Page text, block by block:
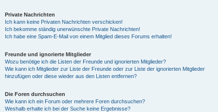
Private Nachrichten
Ich kann keine Privaten Nachrichten verschicken!
Ich bekomme ständig unerwünschte Private Nachrichten!
Ich habe eine Spam-E-Mail von einem Mitglied dieses Forums erhalten!
Freunde und ignorierte Mitglieder
Wozu benötige ich die Listen der Freunde und ignorierten Mitglieder?
Wie kann ich Mitglieder zur Liste der Freunde oder zur Liste der ignorierten Mitglieder
hinzufügen oder diese wieder aus den Listen entfernen?
Die Foren durchsuchen
Wie kann ich ein Forum oder mehrere Foren durchsuchen?
Weshalb erhalte ich bei der Suche keine Ergebnisse?